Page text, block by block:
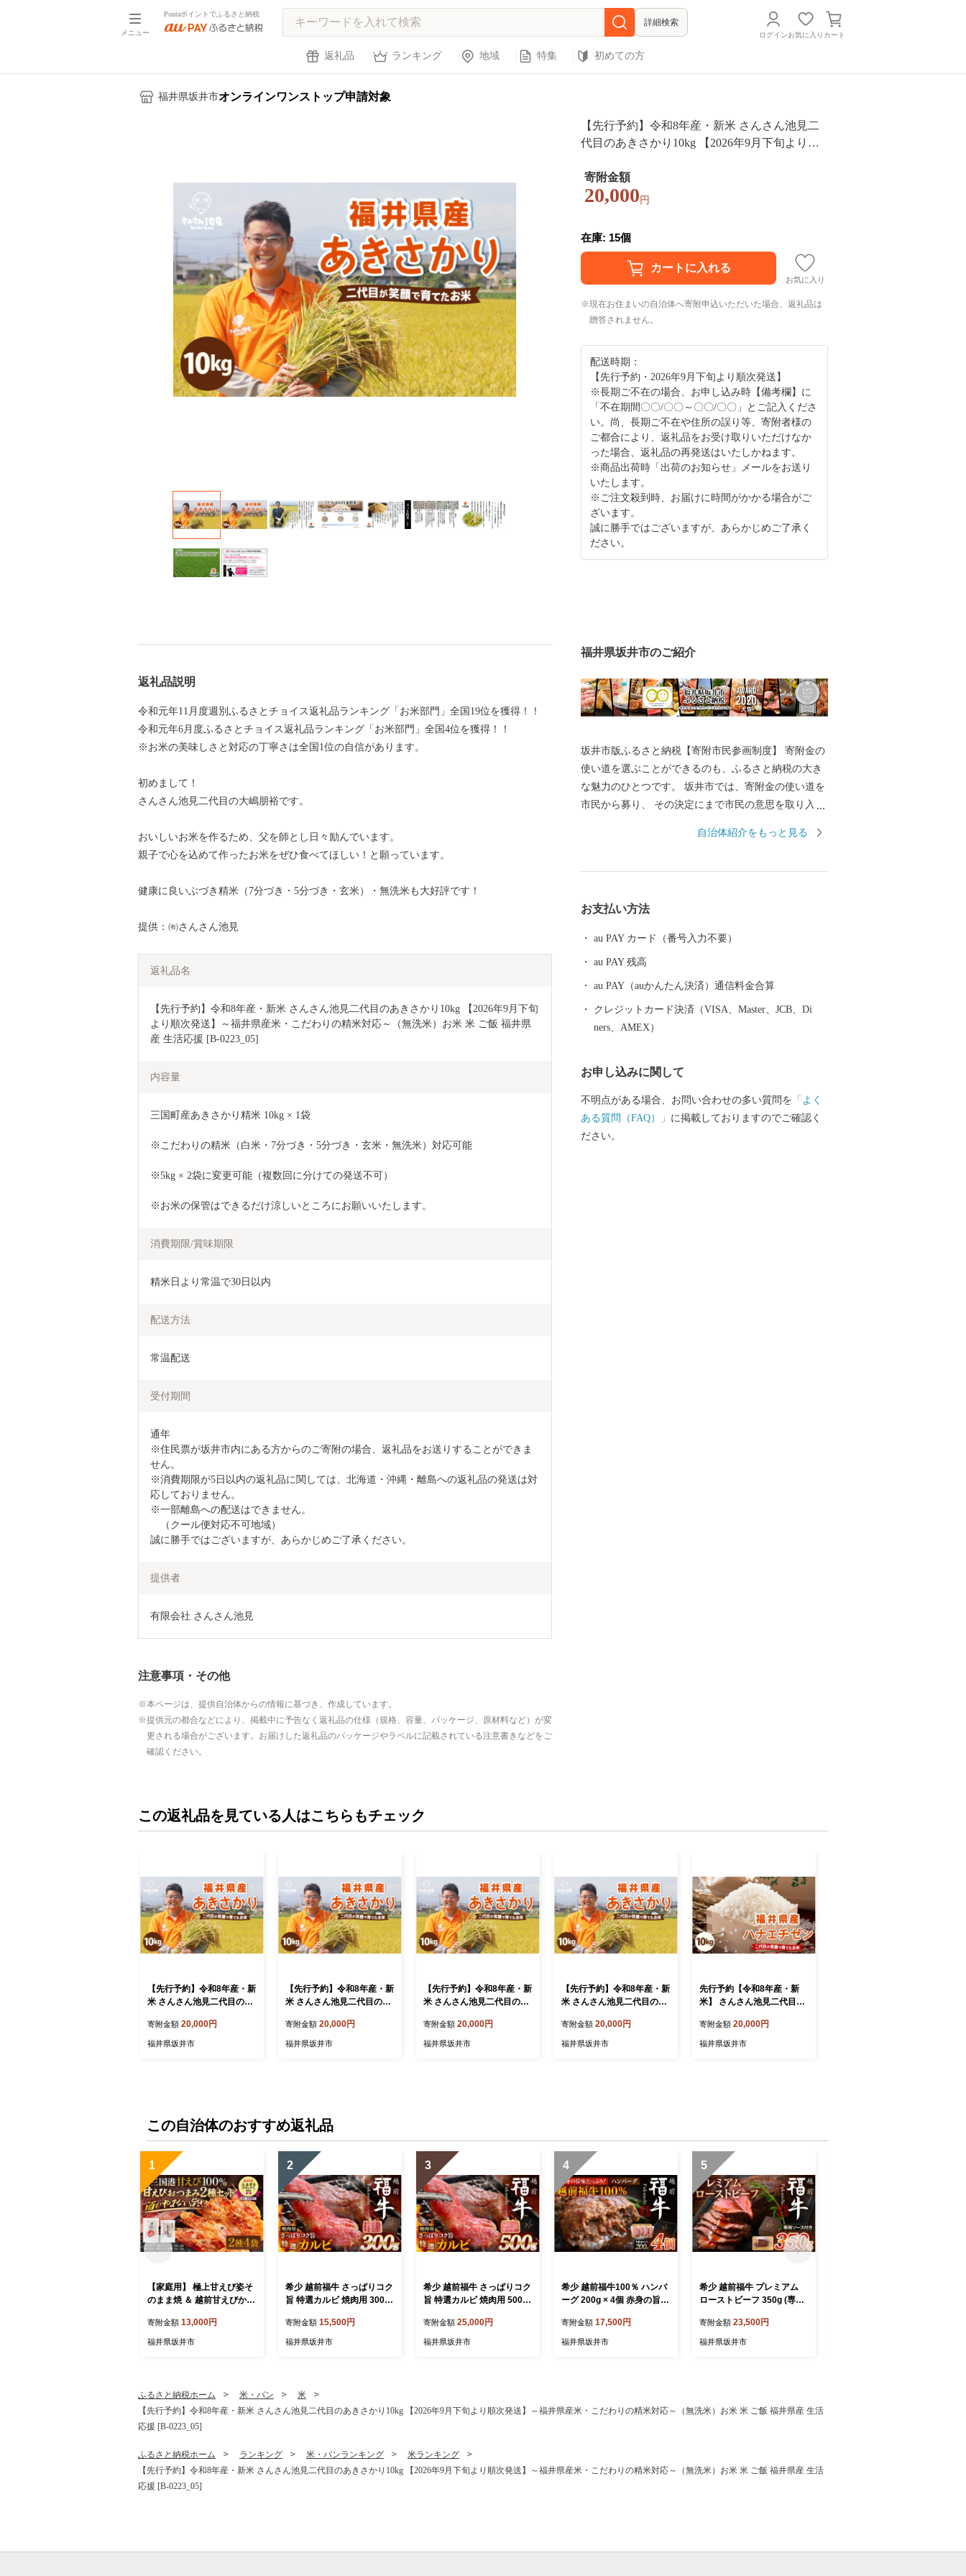
メニュー
Pontaポイントでふるさと納税
詳細検索
ログインお気に入り カート
返礼品 ランキング 地域 特集 初めての方
福井県坂井市オンラインワンストップ申請対象
【先行予約】令和8年産・新米 さんさん池見二
代目のあきさかり10kg 【2026年9月下旬より順
（無洗米）お米 米 ご飯 福井県産 生活応援 [B-0
223_05]
寄附金額
20,000 円
在庫: 15個
お気に入り
現在お住まいの自治体へ寄附申込いただいた場合、返礼品は
贈答されません。
配送時期：
【先行予約・2026年9月下旬より順次発送】
※長期ご不在の場合、お申し込み時【備考欄】に
「不在期間〇〇/〇〇～〇〇/〇〇」とご記入くださ
い。尚、長期ご不在や住所の誤り等、寄附者様の
ご都合により、返礼品をお受け取りいただけなか
った場合、返礼品の再発送はいたしかねます。
※商品出荷時「出荷のお知らせ」メールをお送り
いたします。
※ご注文殺到時、お届けに時間がかかる場合がご
ざいます。
誠に勝手ではございますが、あらかじめご了承く
ださい。
返礼品説明
令和元年11月度週別ふるさとチョイス返礼品ランキング「お米部門」全国19位を獲得！！
令和元年6月度ふるさとチョイス返礼品ランキング「お米部門」全国4位を獲得！！
※お米の美味しさと対応の丁寧さは全国1位の自信があります。
初めまして！
さんさん池見二代目の大嶋朋裕です。
おいしいお米を作るため、父を師とし日々励んでいます。
親子で心を込めて作ったお米をぜひ食べてほしい！と願っています。
健康に良いぶづき精米（7分づき・5分づき・玄米）・無洗米も大好評です！
提供：㈲さんさん池見
返礼品名
【先行予約】令和8年産・新米 さんさん池見二代目のあきさかり10kg 【2026年9月下旬
より順次発送】～福井県産米・こだわりの精米対応～（無洗米）お米 米 ご飯 福井県
産 生活応援 [B-0223_05]
内容量
三国町産あきさかり精米 10kg × 1袋
※こだわりの精米（白米・7分づき・5分づき・玄米・無洗米）対応可能
※5kg × 2袋に変更可能（複数回に分けての発送不可）
※お米の保管はできるだけ涼しいところにお願いいたします。
消費期限/賞味期限
精米日より常温で30日以内
配送方法
常温配送
受付期間
通年
※住民票が坂井市内にある方からのご寄附の場合、返礼品をお送りすることができま
せん。
※消費期限が5日以内の返礼品に関しては、北海道・沖縄・離島への返礼品の発送は対
応しておりません。
※一部離島への配送はできません。
（クール便対応不可地域）
誠に勝手ではございますが、あらかじめご了承ください。
提供者
有限会社 さんさん池見
注意事項・その他
本ページは、提供自治体からの情報に基づき、作成しています。
提供元の都合などにより、掲載中に予告なく返礼品の仕様（規格、容量、パッケージ、原材料など）が変
更される場合がございます。お届けした返礼品のパッケージやラベルに記載されている注意書きなどをご
確認ください。
福井県坂井市のご紹介
坂井市版ふるさと納税【寄附市民参画制度】 寄附金の
使い道を選ぶことができるのも、ふるさと納税の大き
な魅力のひとつです。 坂井市では、寄附金の使い道を
市民から募り、 その決定にまで市民の意思を取り入れ
礼品を選ぶときのように、ワクワクしながら寄附金の
ール】 坂井市は福井県の北部に位置し、県内随一の穀
倉地帯である坂井平野が広がる”コシヒカリのふるさ
故郷です。) その他、若狭牛、甘えび、越前がに、花
らっきょう、越前そば、油揚げなど豊かな食に恵まれ
ており、地場産業である越前織による織マークは国内
笑顔になれるまち坂井市へのご支援のほどよろしくお
願いします。 〈プライバシーポリシー（個人情報保護
方針）について〉 お客様からいただいた個人情報は、
自治体紹介をもっと見る
お支払い方法
au PAY カード（番号入力不要）
au PAY 残高
au PAY（auかんたん決済）通信料金合算
クレジットカード決済（VISA、Master、JCB、Di
ners、AMEX）
お申し込みに関して
不明点がある場合、お問い合わせの多い質問を 「よく
ある質問（FAQ）」 に掲載しておりますのでご確認く
ださい。
この返礼品を見ている人はこちらもチェック
【先行予約】令和8年産・新
米 さんさん池見二代目のあ
下旬より順次発送】～福井
県産米・こだわりの精米対
寄附金額 20,000円
福井県坂井市
【先行予約】令和8年産・新
米 さんさん池見二代目のあ
下旬より順次発送】～福井
県産米・こだわりの精米対
寄附金額 20,000円
福井県坂井市
【先行予約】令和8年産・新
米 さんさん池見二代目のあ
下旬より順次発送】～福井
県産米・こだわりの精米対
寄附金額 20,000円
福井県坂井市
【先行予約】令和8年産・新
米 さんさん池見二代目のあ
下旬より順次発送】～福井
県産米・こだわりの精米対
寄附金額 20,000円
福井県坂井市
先行予約【令和8年産・新
米】 さんさん池見二代目の
g 【2026年8月20日より順
次発送】 華越前 （無洗米）
寄附金額 20,000円
福井県坂井市
この自治体のおすすめ返礼品
1
【家庭用】 極上甘えび姿そ
のまま焼 ＆ 越前甘えびから
6]
寄附金額 13,000円
福井県坂井市
2
希少 越前福牛 さっぱりコク
旨 特選カルビ 焼肉用 300g
牛 赤身和牛 かるび 肉 牛 牛
肉 冷凍 贈答 贈り物 ギフト
寄附金額 15,500円
福井県坂井市
3
希少 越前福牛 さっぱりコク
旨 特選カルビ 焼肉用 500g
牛 赤身和牛 かるび 肉 牛 牛
肉 冷凍 贈答 贈り物 ギフト
寄附金額 25,000円
福井県坂井市
4
希少 越前福牛100％ ハンバ
ーグ 200g × 4個 赤身の旨味
国産牛 ブランド牛 赤身和牛
肉 牛 牛肉 惣菜 冷凍 個包装
寄附金額 17,500円
福井県坂井市
5
希少 越前福牛 プレミアム
ローストビーフ 350g (専用
国産和牛 ブランド牛 赤身和
牛 肉 牛 牛肉 惣菜 冷凍 個包
寄附金額 23,500円
福井県坂井市
ふるさと納税ホーム 米・パン
米
【先行予約】令和8年産・新米 さんさん池見二代目のあきさかり10kg 【2026年9月下旬より順次発送】～福井県産米・こだわりの精米対応～（無洗米）お米 米 ご飯 福井県産 生活
応援 [B-0223_05]
ふるさと納税ホーム ランキング 米・パンランキング
米ランキング
【先行予約】令和8年産・新米 さんさん池見二代目のあきさかり10kg 【2026年9月下旬より順次発送】～福井県産米・こだわりの精米対応～（無洗米）お米 米 ご飯 福井県産 生活
応援 [B-0223_05]